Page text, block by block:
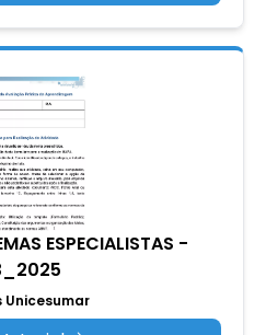
ESPECIALISTAS -
Unicesumar